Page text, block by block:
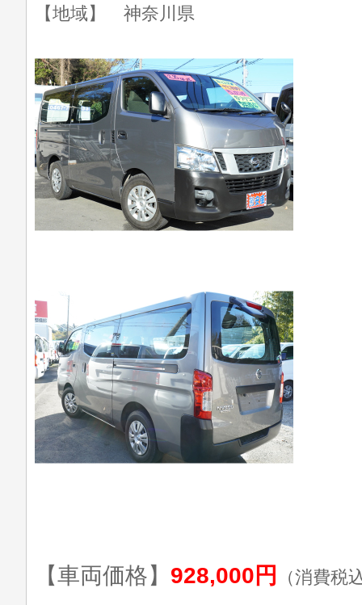
【地域】 神奈川県
【車両価格】 928,000円 （消費税